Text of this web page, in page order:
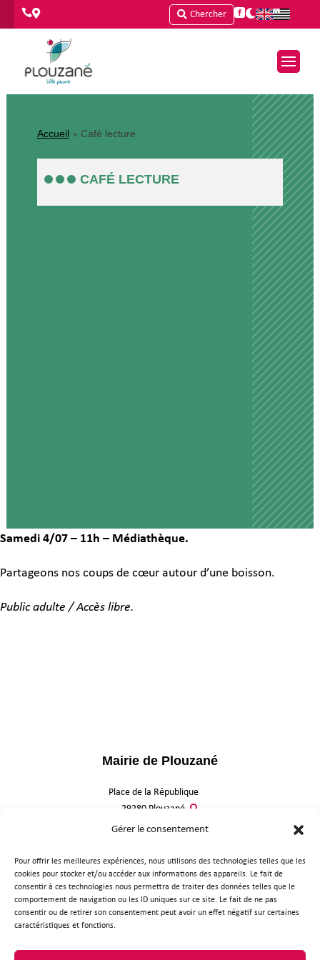
Gérer le consentement
Pour offrir les meilleures expériences, nous utilisons des technologies telles que les
cookies pour stocker et/ou accéder aux informations des appareils. Le fait de
consentir à ces technologies nous permettra de traiter des données telles que le
comportement de navigation ou les ID uniques sur ce site. Le fait de ne pas
consentir ou de retirer son consentement peut avoir un effet négatif sur certaines
caractéristiques et fonctions.
 Chercher  
Accueil» Café lecture
CAFÉ LECTURE
Samedi 4/07 – 11h – Médiathèque.
Partageons nos coups de cœur autour d’une boisson.
Public adulte / Accès libre.
Mairie de Plouzané
Place de la République
29280 Plouzané
02 98 31 95 30
Horaires d'ouverture